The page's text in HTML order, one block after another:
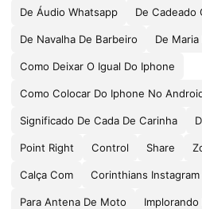
De Áudio Whatsapp De Cadeado
De Navalha De Barbeiro De Maria
Como Deixar O Igual Do Iphone
Como Colocar Do Iphone No
Significado De Cada De Carinha
Point Right Control Share
Calça Com Corinthians
Para Antena De Moto Implorando